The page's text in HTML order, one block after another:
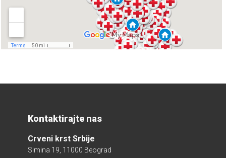
Kontaktirajte nas
Crveni krst Srbije
Simina 19, 11000 Beograd